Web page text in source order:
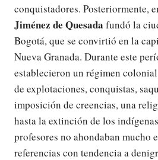
conquistadores. Posteriormente,
Jiménez de Quesada fundó la
Bogotá, que se convirtió en la
Nueva Granada. Durante este
establecieron un régimen
de explotaciones, conquistas,
imposición de creencias, una
hasta la extinción de los
profesores no ahondaban mucho
referencias con tendencia a